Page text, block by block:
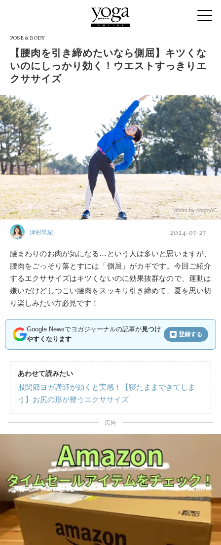
POSE & BODY
【腰肉を引き締めたいなら側屈】キツくな
いのにしっかり効く！ウエストすっきりエ
クササイズ
photo by photoAC
津村早紀 2024-07-27
腰まわりのお肉が気になる…という人は多いと思いますが、
腰肉をごっそり落とすには「側屈」がカギです。今回ご紹介
するエクササイズはキツくないのに効果抜群なので、運動は
嫌いだけどしつこい腰肉をスッキリ引き締めて、夏を思い切
り楽しみたい方必見です！
Google Newsでヨガジャーナルの記事が見つけ
やすくなります
登録する
あわせて読みたい
股関節ヨガ講師が効くと実感！【寝たままできてしま
う】お尻の形が整うエクササイズ
広告